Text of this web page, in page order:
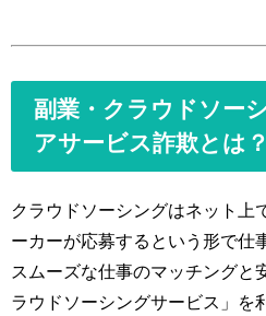
副業・クラウドソー
アサービス詐欺とは？
クラウドソーシングはネット上
ーカーが応募するという形で仕
スムーズな仕事のマッチングと
ラウドソーシングサービス」を